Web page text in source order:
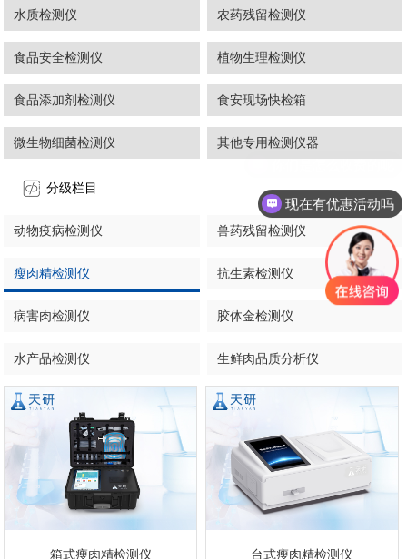
水质检测仪 农药残留检测仪
食品安全检测仪 植物生理检测仪
食品添加剂检测仪 食安现场快检箱
微生物细菌检测仪 其他专用检测仪器
分级栏目
动物疫病检测仪 兽药残留检测仪
瘦肉精检测仪 抗生素检测仪
病害肉检测仪 胶体金检测仪
水产品检测仪 生鲜肉品质分析仪
箱式瘦肉精检测仪 台式瘦肉精检测仪
现在有优惠活动吗